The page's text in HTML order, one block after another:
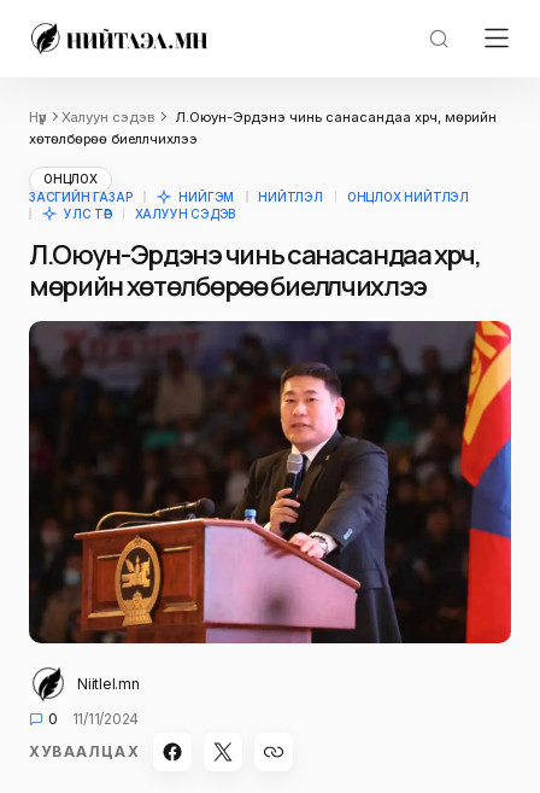
Нүүр Халуун сэдэв
Л.Оюун-Эрдэнэ чинь санасандаа хүрч, мөрийн
хөтөлбөрөө биелүүлчихлээ
ОНЦЛОХ
ЗАСГИЙН ГАЗАР
НИЙГЭМ НИЙТЛЭЛ
ОНЦЛОХ НИЙТЛЭЛ
УЛС ТӨР
ХАЛУУН СЭДЭВ
Л.Оюун-Эрдэнэ чинь санасандаа хүрч,
мөрийн хөтөлбөрөө биелүүлчихлээ
Niitlel.mn
0
11/11/2024
ХУВААЛЦАХ